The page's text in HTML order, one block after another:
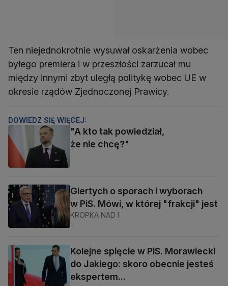
Ten niejednokrotnie wysuwał oskarżenia wobec
byłego premiera i w przeszłości zarzucał mu
między innymi zbyt uległą politykę wobec UE w
okresie rządów Zjednoczonej Prawicy.
DOWIEDZ SIĘ WIĘCEJ:
"A kto tak powiedział,
że nie chcę?"
Giertych o sporach i wyborach
w PiS. Mówi, w której "frakcji" jest
KROPKA NAD I
Kolejne spięcie w PiS. Morawiecki
do Jakiego: skoro obecnie jesteś
ekspertem...